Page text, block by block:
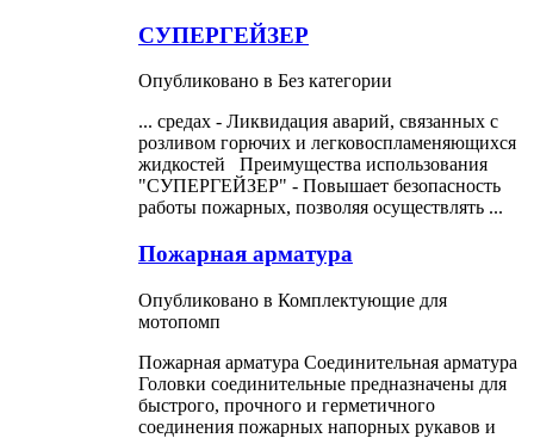
СУПЕРГЕЙЗЕР
Опубликовано в Без категории
... средах - Ликвидация аварий, связанных с
розливом горючих и легковоспламеняющихся
жидкостей Преимущества использования
"СУПЕРГЕЙЗЕР" - Повышает безопасность
работы пожарных, позволяя осуществлять ...
Пожарная арматура
Опубликовано в Комплектующие для
мотопомп
Пожарная арматура Соединительная арматура
Головки соединительные предназначены для
быстрого, прочного и герметичного
соединения пожарных напорных рукавов и